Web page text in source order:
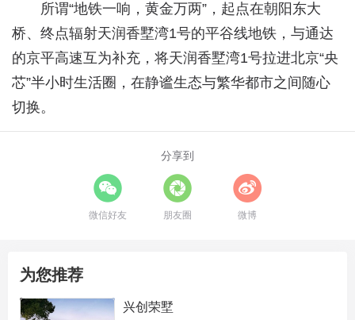
所谓“地铁一响，黄金万两”，起点在朝阳东大
桥、终点辐射天润香墅湾1号的平谷线地铁，与通达
的京平高速互为补充，将天润香墅湾1号拉进北京“央
芯”半小时生活圈，在静谧生态与繁华都市之间随心
切换。
分享到
微信好友 朋友圈 微博
为您推荐
兴创荣墅